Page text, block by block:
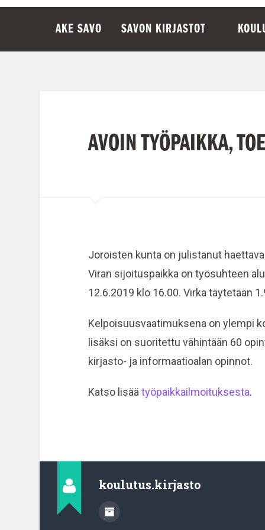
AKE SAVO SAVON KIRJASTOT
AVOIN TYÖPAIKKA,
Joroisten kunta on julistanut
Viran sijoituspaikka on työsuhteen
12.6.2019 klo 16.00. Virka täytetään
Kelpoisuusvaatimuksena on ylempi
lisäksi on suoritettu vähintään 60
kirjasto- ja informaatioalan opinnot.
Katso lisää työpaikkailmoituksesta.
koulutus.kirjasto